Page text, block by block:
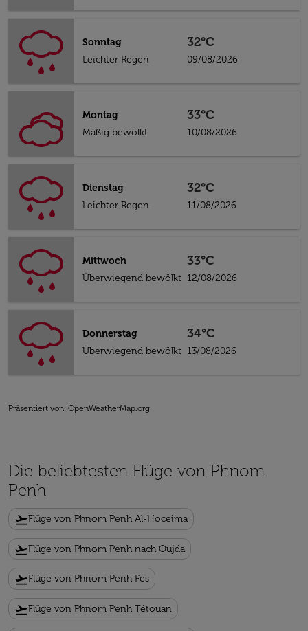
Sonntag
Leichter Regen
32°C
09/08/2026
Montag
Mäßig bewölkt
33°C
10/08/2026
Dienstag
Leichter Regen
32°C
11/08/2026
Mittwoch
Überwiegend bewölkt
33°C
12/08/2026
Donnerstag
Überwiegend bewölkt
34°C
13/08/2026
Präsentiert von: OpenWeatherMap.org
Die beliebtesten Flüge von Phnom
Penh
flight_takeoffFlüge von Phnom Penh Al-Hoceima
flight_takeoffFlüge von Phnom Penh nach Oujda
flight_takeoffFlüge von Phnom Penh Fes
flight_takeoffFlüge von Phnom Penh Tétouan